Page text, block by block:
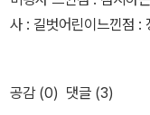
까? 18. 백희나구름빵★★장수탕 선녀님 19. 최
숙희★모르는 척 공주
20. 고대영지원이와
밀착되는 사건을 많이
다.Art +그림책<세상
책이다. 사람들이 돌아
스의 <잃어버린 천사
과 건축등의 주제를 화
사 : 길벗어린이느낀점 :
지 알았다. 지은이 : 토
낀점 : 학교 가기 싫다니
공감 (0) 댓글 (3)